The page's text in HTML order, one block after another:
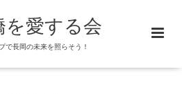
を愛する会
で長岡の未来を照らそう！